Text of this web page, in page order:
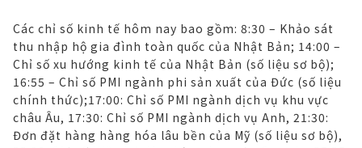
Các chỉ số kinh tế hôm nay bao gồm: 8:30 – Khảo sát
thu nhập hộ gia đình toàn quốc của Nhật Bản; 14:00 –
Chỉ số xu hướng kinh tế của Nhật Bản (số liệu sơ bộ);
16:55 – Chỉ số PMI ngành phi sản xuất của Đức (số liệu
chính thức);17:00: Chỉ số PMI ngành dịch vụ khu vực
châu Âu, 17:30: Chỉ số PMI ngành dịch vụ Anh, 21:30:
Đơn đặt hàng hàng hóa lâu bền của Mỹ (số liệu sơ bộ),